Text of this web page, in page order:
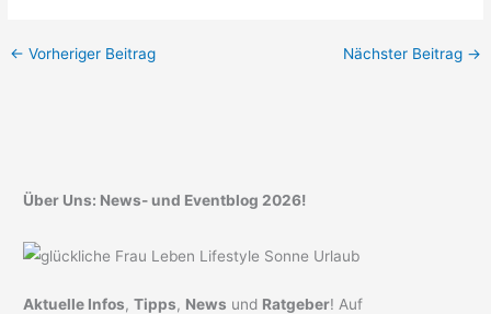
← Vorheriger Beitrag Nächster Beitrag →
Über Uns: News- und Eventblog 2026!
Aktuelle Infos,Tipps, News und Ratgeber! Auf